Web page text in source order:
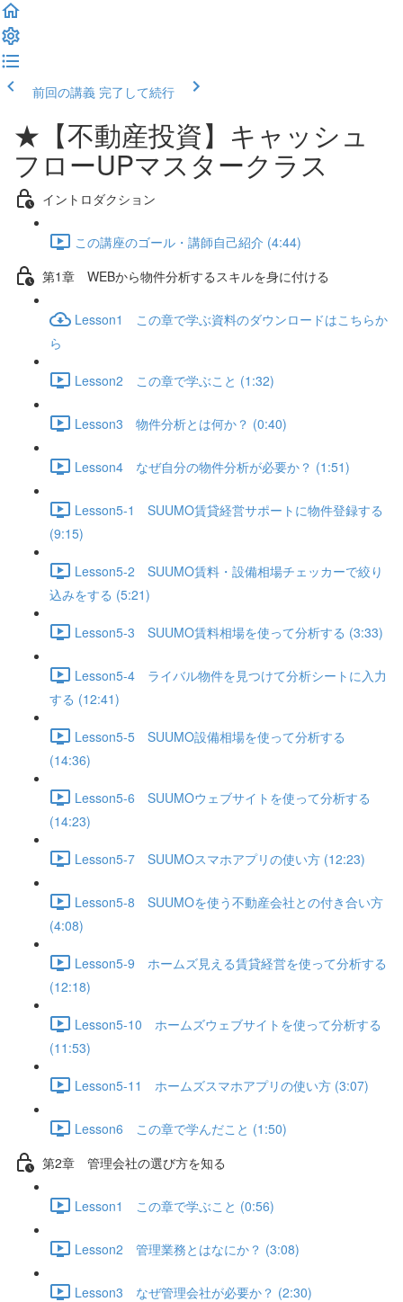
前回の講義 完了して続行
★【不動産投資】キャッシュ
フローUPマスタークラス
イントロダクション
この講座のゴール・講師自己紹介 (4:44)
第1章 WEBから物件分析するスキルを身に付ける
Lesson1 この章で学ぶ資料のダウンロードはこちらか
ら
Lesson2 この章で学ぶこと (1:32)
Lesson3 物件分析とは何か？ (0:40)
Lesson4 なぜ自分の物件分析が必要か？ (1:51)
Lesson5-1 SUUMO賃貸経営サポートに物件登録する
(9:15)
Lesson5-2 SUUMO賃料・設備相場チェッカーで絞り
込みをする (5:21)
Lesson5-3 SUUMO賃料相場を使って分析する (3:33)
Lesson5-4 ライバル物件を見つけて分析シートに入力
する (12:41)
Lesson5-5 SUUMO設備相場を使って分析する
(14:36)
Lesson5-6 SUUMOウェブサイトを使って分析する
(14:23)
Lesson5-7 SUUMOスマホアプリの使い方 (12:23)
Lesson5-8 SUUMOを使う不動産会社との付き合い方
(4:08)
Lesson5-9 ホームズ見える賃貸経営を使って分析する
(12:18)
Lesson5-10 ホームズウェブサイトを使って分析する
(11:53)
Lesson5-11 ホームズスマホアプリの使い方 (3:07)
Lesson6 この章で学んだこと (1:50)
第2章 管理会社の選び方を知る
Lesson1 この章で学ぶこと (0:56)
Lesson2 管理業務とはなにか？ (3:08)
Lesson3 なぜ管理会社が必要か？ (2:30)